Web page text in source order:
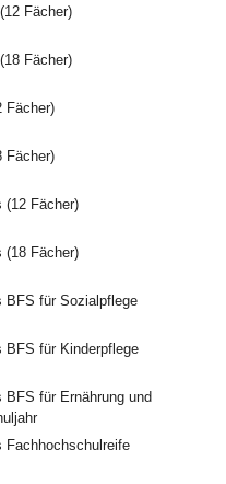
Fächer)
Fächer)
Fächer)
Fächer)
(12 Fächer)
(18 Fächer)
BFS für Sozialpflege
BFS für Kinderpflege
für Ernährung und
Fachhochschulreife